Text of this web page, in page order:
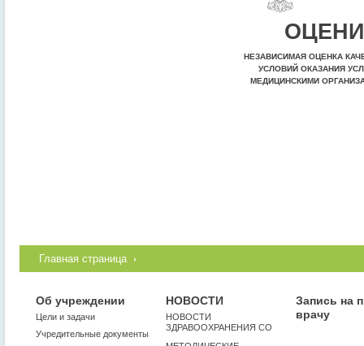
НЕЗАВИСИМАЯ ОЦЕНКА
УСЛОВИЙ ОКАЗАНИЯ
МЕДИЦИНСКИМИ
Главная страница
Об учреждении
Цели и задачи
Учредительные документы
НОВОСТИ
НОВОСТИ
ЗДРАВООХРАНЕНИЯ СО
Запись на
врачу